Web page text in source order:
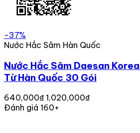
-37%
Nước Hắc Sâm Hàn Quốc
Nước Hắc Sâm Daesan
Từ Hàn Quốc 30 Gói
640,000₫ 1,020,000₫
Đánh giá 160+